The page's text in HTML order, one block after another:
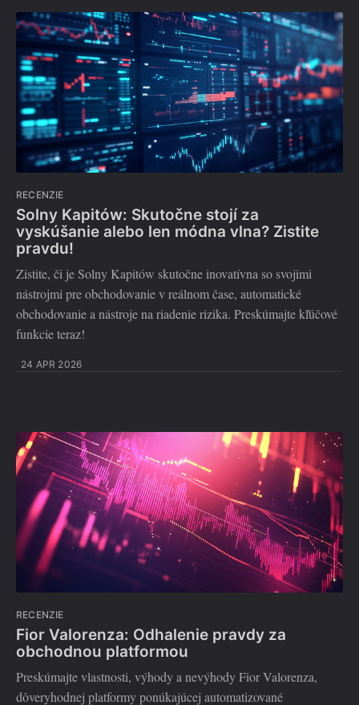
RECENZIE
Solny Kapitów: Skutočne stojí za
vyskúšanie alebo len módna vlna? Zistite
pravdu!
Zistite, či je Solny Kapitów skutočne inovatívna so svojimi
nástrojmi pre obchodovanie v reálnom čase, automatické
obchodovanie a nástroje na riadenie rizika. Preskúmajte kľúčové
funkcie teraz!
24 APR 2026
RECENZIE
Fior Valorenza: Odhalenie pravdy za
obchodnou platformou
Preskúmajte vlastnosti, výhody a nevýhody Fior Valorenza,
dôveryhodnej platformy ponúkajúcej automatizované